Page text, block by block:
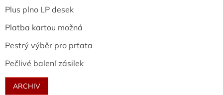
Plus plno LP desek
Platba kartou možná
Pestrý výběr pro prťata
Pečlivé balení zásilek
ARCHIV